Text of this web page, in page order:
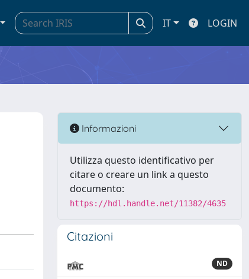
IT LOGIN
Informazioni
Utilizza questo identificativo per
citare o creare un link a questo
documento:
https://hdl.handle.net/11382/4635
Citazioni
ND